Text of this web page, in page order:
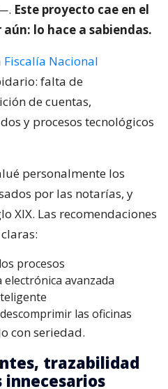
Este proyecto cae en el
lo hace a sabiendas.
Fiscalía Nacional
falta de
de cuentas,
y procesos tecnológicos
personalmente los
por las notarías, y
XIX. Las recomendaciones
procesos
avanzada
las oficinas
con seriedad.
trazabilidad